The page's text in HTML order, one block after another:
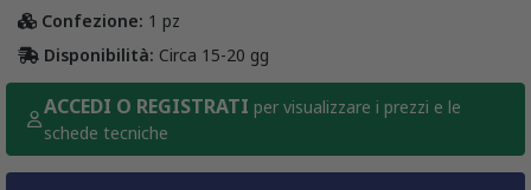
Confezione: 1 pz
Disponibilità: Circa 15-20 gg
ACCEDI O REGISTRATI per visualizzare i prezzi e le
schede tecniche